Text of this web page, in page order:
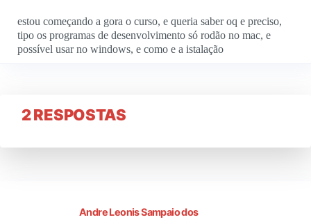
estou começando a gora o curso, e queria saber oq e preciso,
tipo os programas de desenvolvimento só rodão no mac, e
possível usar no windows, e como e a istalação
2 RESPOSTAS
Andre Leonis Sampaio dos